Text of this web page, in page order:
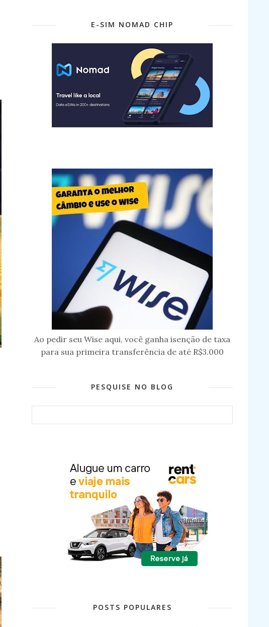
E-SIM NOMAD CHIP
Ao pedir seu Wise aqui, você ganha isenção de taxa
para sua primeira transferência de até R$3.000
PESQUISE NO BLOG
POSTS POPULARES